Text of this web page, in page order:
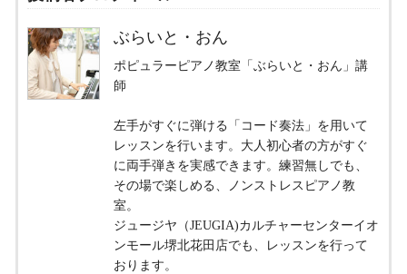
ぶらいと・おん
ポピュラーピアノ教室「ぶらいと・おん」講
師
左手がすぐに弾ける「コード奏法」を用いて
レッスンを行います。大人初心者の方がすぐ
に両手弾きを実感できます。練習無しでも、
その場で楽しめる、ノンストレスピアノ教
室。
ジュージヤ（JEUGIA)カルチャーセンターイオ
ンモール堺北花田店でも、レッスンを行って
おります。